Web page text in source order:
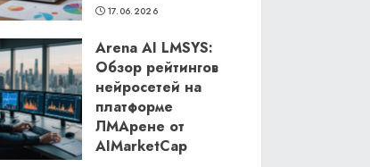
17.06.2026
Arena AI LMSYS:
Обзор рейтингов
нейросетей на
платформе
ЛМАрене от
AIMarketCap